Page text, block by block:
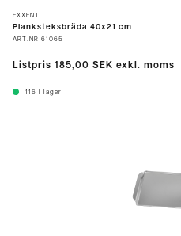
EXXENT
Planksteksbräda 40x21 cm
ART.NR 61065
Listpris 185,00 SEK exkl. moms
116 I lager